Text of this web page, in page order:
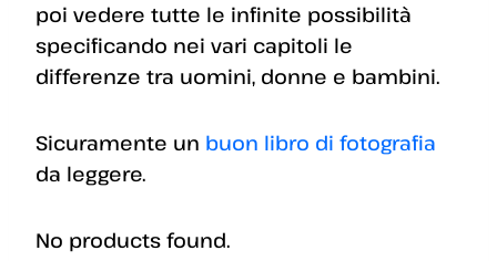
poi vedere tutte le infinite possibilità
specificando nei vari capitoli le
differenze tra uomini, donne e bambini.
Sicuramente un buon libro di fotografia
da leggere.
No products found.